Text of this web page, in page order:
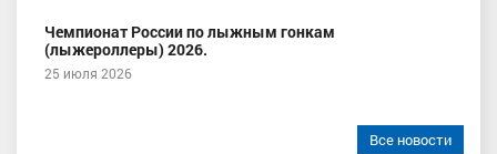
Чемпионат России по лыжным гонкам
(лыжероллеры) 2026.
25 июля 2026
Все новости